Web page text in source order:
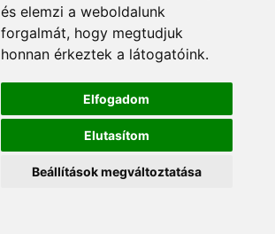
és elemzi a weboldalunk
forgalmát, hogy megtudjuk
honnan érkeztek a látogatóink.
Elfogadom
Elutasítom
Beállítások megváltoztatása
OLASZORSZÁG (itthon)
▼